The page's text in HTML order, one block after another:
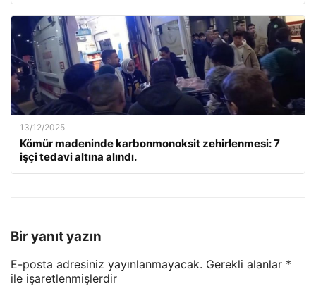
13/12/2025
Kömür madeninde karbonmonoksit zehirlenmesi: 7
işçi tedavi altına alındı.
Bir yanıt yazın
E-posta adresiniz yayınlanmayacak. Gerekli alanlar *
ile işaretlenmişlerdir